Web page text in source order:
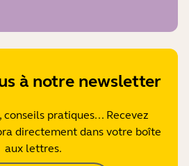
à notre newsletter
pratiques... Recevez
directement dans votre boîte
aux lettres.